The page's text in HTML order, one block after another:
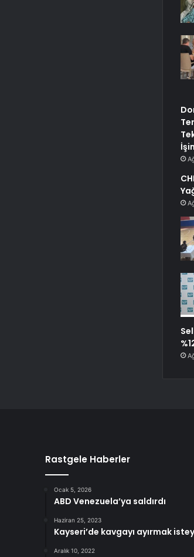
Rastgele Haberler
Ocak 5, 2026
ABD Venezuela’ya saldırdı
Haziran 25, 2023
Kayseri’de kavgayı ayırmak
Aralık 10, 2022